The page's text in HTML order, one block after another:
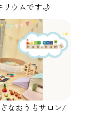
リウムです🌙
なおうちサロン/